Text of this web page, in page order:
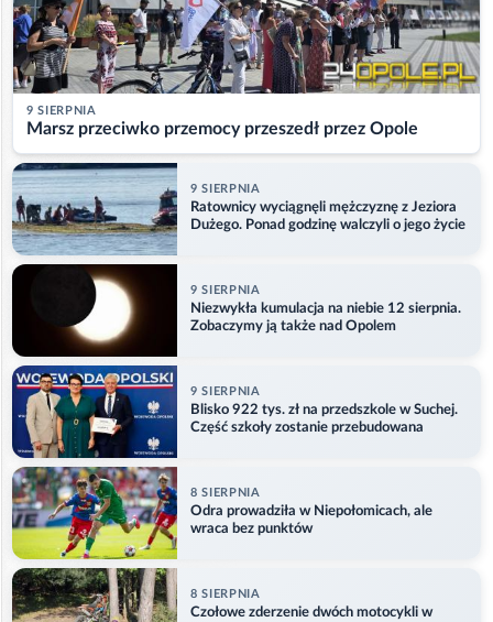
9 SIERPNIA
Marsz przeciwko przemocy przeszedł przez Opole
9 SIERPNIA
Ratownicy wyciągnęli mężczyznę z Jeziora
Dużego. Ponad godzinę walczyli o jego życie
9 SIERPNIA
Niezwykła kumulacja na niebie 12 sierpnia.
Zobaczymy ją także nad Opolem
9 SIERPNIA
Blisko 922 tys. zł na przedszkole w Suchej.
Część szkoły zostanie przebudowana
8 SIERPNIA
Odra prowadziła w Niepołomicach, ale
wraca bez punktów
8 SIERPNIA
Czołowe zderzenie dwóch motocykli w